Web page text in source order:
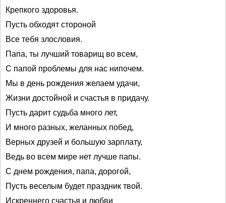
Крепкого здоровья.
Пусть обходят стороной
Все тебя злословия.
Папа, ты лучший товарищ во всем,
С папой проблемы для нас нипочем.
Мы в день рождения желаем удачи,
Жизни достойной и счастья в придачу.
Пусть дарит судьба много лет,
И много разных, желанных побед,
Верных друзей и большую зарплату,
Ведь во всем мире нет лучше папы.
С днем рождения, папа, дорогой,
Пусть веселым будет праздник твой.
Искреннего счастья и любви